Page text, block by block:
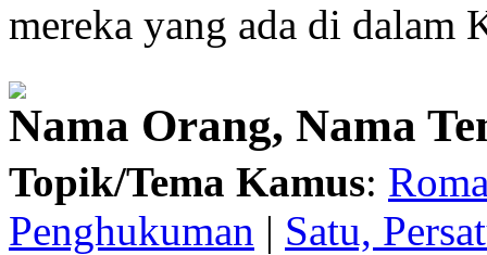
mereka yang ada di dalam
Nama Orang, Nama
Topik/Tema Kamus:
Penghukuman | Satu,